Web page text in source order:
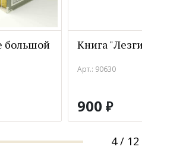
большой Книга "Лезгины"
Арт.: 90630
900 ₽
4 / 12